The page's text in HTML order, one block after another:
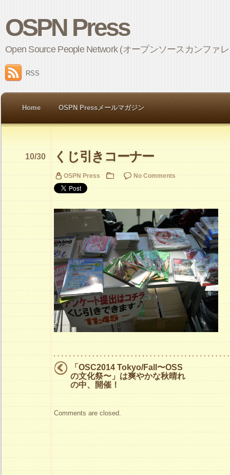
OSPN Press
Open Source People Network (オープンソースカンファ
RSS
Home OSPN Pressメールマガジン
くじ引きコーナー
10/30
OSPN Press No Comments
「OSC2014 Tokyo/Fall〜OSS
の文化祭〜」は爽やかな秋晴れ
の中、開催！
Comments are closed.